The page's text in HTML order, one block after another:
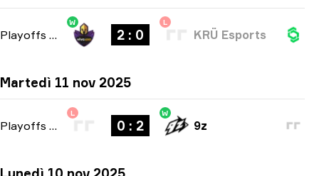
Playoffs bo3
W
2 : 0
L
KRÜ Esports
Martedì 11 nov 2025
Playoffs
L
0 : 2
W
9z